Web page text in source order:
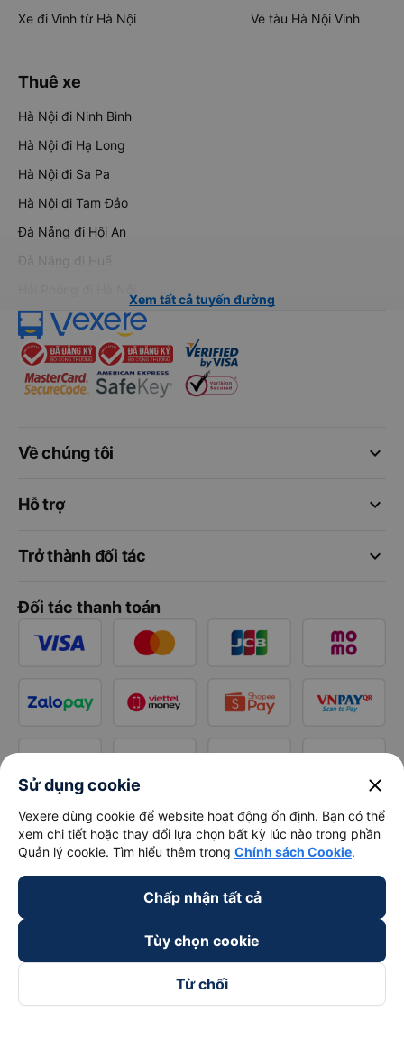
Xe đi Vinh từ Hà Nội
Vé tàu Hà Nội Vinh
Thuê xe
Hà Nội đi Ninh Bình
Hà Nội đi Hạ Long
Hà Nội đi Sa Pa
Hà Nội đi Tam Đảo
Đà Nẵng đi Hội An
Đà Nẵng đi Huế
Xem tất cả tuyến đường
keyboard_arrow_down
Về chúng tôi
keyboard_arrow_down
Hỗ trợ
keyboard_arrow_down
Trở thành đối tác
Đối tác thanh toán
Sử dụng cookie close
Vexere dùng cookie để website hoạt động ổn định. Bạn có thể
xem chi tiết hoặc thay đổi lựa chọn bất kỳ lúc nào trong phần
Quản lý cookie. Tìm hiểu thêm trong Chính sách Cookie.
Chấp nhận tất cả
Tùy chọn cookie
Từ chối